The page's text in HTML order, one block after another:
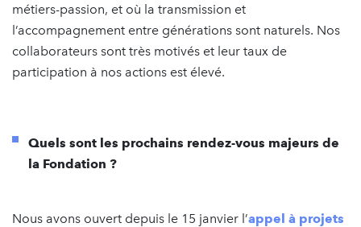
métiers-passion, et où la transmission et
l’accompagnement entre générations sont naturels. Nos
collaborateurs sont très motivés et leur taux de
participation à nos actions est élevé.
Quels sont les prochains rendez-vous majeurs de
la Fondation ?
Nous avons ouvert depuis le 15 janvier l’appel à projets